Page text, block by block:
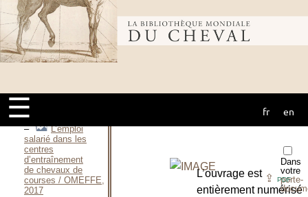
Bibliothèque
mondiale du
cheval
☰ fr en
dans la filière
équine / OMEFFE,
2016
Le métier
d’enseignant
d’activités
Languedoc-
Roussillon / OMEFFE,
2016
L’emploi
salarié dans les
centres
d’entraînement
de chevaux de
courses / OMEFFE,
2017
Dans
votre
porte-
⇪ PDF
L’ouvrage est
entièrement numérisé